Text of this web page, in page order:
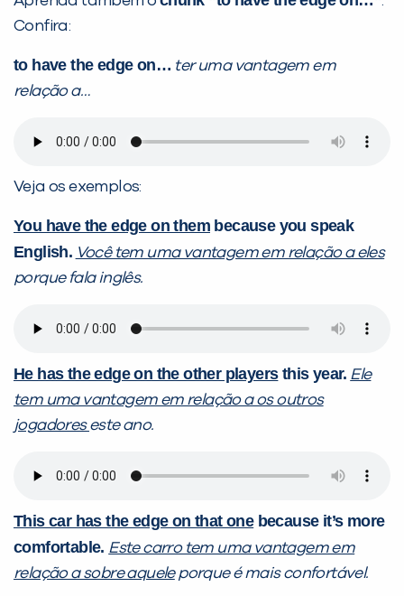
Confira:
to have the edge on… ter uma vantagem em
relação a…
Veja os exemplos:
You have the edge on them because you speak
English. Você tem uma vantagem em relação a eles
porque fala inglês.
He has the edge on the other playersthis year. Ele
tem uma vantagem em relação a os outros
jogadoreseste ano.
This car has the edge on that onebecause it’s more
comfortable. Este carro tem uma vantagem em
relação a sobre aqueleporque é mais confortável.